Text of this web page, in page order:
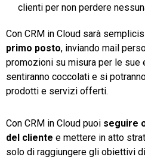
clienti per non perdere
Con CRM in Cloud sarà
primo posto, inviando mail
promozioni su misura per le
sentiranno coccolati e si
prodotti e servizi offerti.
Con CRM in Cloud puoi seguire
del cliente e mettere in atto
solo di raggiungere gli obiettivi